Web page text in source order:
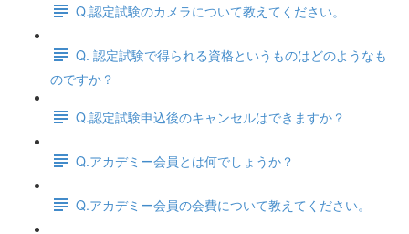
Q.認定試験のカメラについて教えてください。
Q. 認定試験で得られる資格というものはどのようなも
のですか？
Q.認定試験申込後のキャンセルはできますか？
Q.アカデミー会員とは何でしょうか？
Q.アカデミー会員の会費について教えてください。